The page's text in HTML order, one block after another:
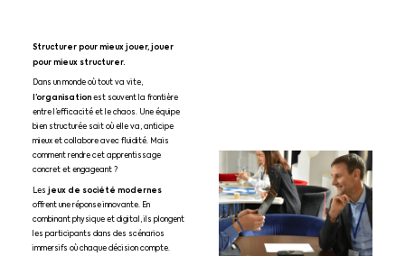
Structurer pour mieux jouer, jouer
pour mieux structurer.
Dans un monde où tout va vite,
l’organisationest souvent la frontière
entre l’efficacité et le chaos. Une équipe
bien structurée sait où elle va, anticipe
mieux et collabore avec fluidité. Mais
comment rendre cet apprentissage
concret et engageant ?
Les jeux de société modernes
offrent une réponse innovante. En
combinant physique et digital, ils plongent
les participants dans des scénarios
immersifs où chaque décision compte.